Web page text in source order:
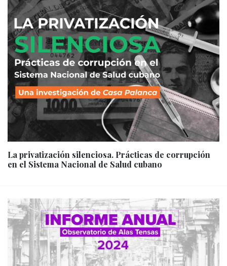
La privatización silenciosa. Prácticas de corrupción
en el Sistema Nacional de Salud cubano